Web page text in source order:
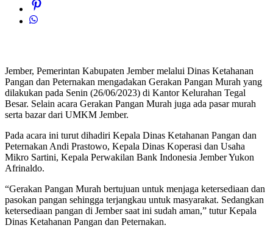
Jember, Pemerintan Kabupaten Jember melalui Dinas Ketahanan
Pangan dan Peternakan mengadakan Gerakan Pangan Murah yang
dilakukan pada Senin (26/06/2023) di Kantor Kelurahan Tegal
Besar. Selain acara Gerakan Pangan Murah juga ada pasar murah
serta bazar dari UMKM Jember.
Pada acara ini turut dihadiri Kepala Dinas Ketahanan Pangan dan
Peternakan Andi Prastowo, Kepala Dinas Koperasi dan Usaha
Mikro Sartini, Kepala Perwakilan Bank Indonesia Jember Yukon
Afrinaldo.
“Gerakan Pangan Murah bertujuan untuk menjaga ketersediaan dan
pasokan pangan sehingga terjangkau untuk masyarakat. Sedangkan
ketersediaan pangan di Jember saat ini sudah aman,” tutur Kepala
Dinas Ketahanan Pangan dan Peternakan.